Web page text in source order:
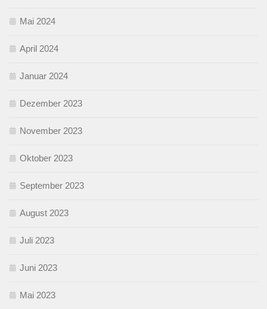
Mai 2024
April 2024
Januar 2024
Dezember 2023
November 2023
Oktober 2023
September 2023
August 2023
Juli 2023
Juni 2023
Mai 2023